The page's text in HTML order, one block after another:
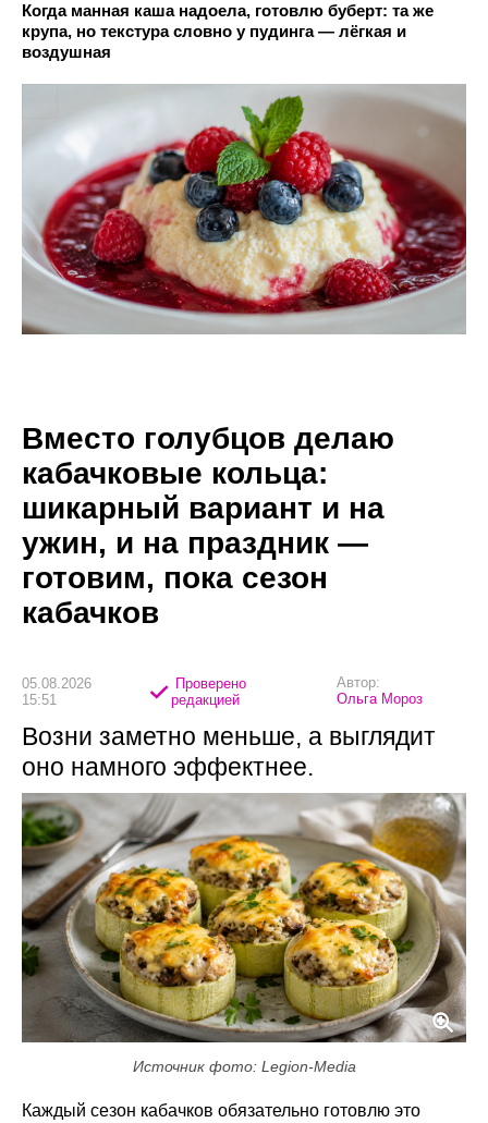
Когда манная каша надоела, готовлю буберт: та же
крупа, но текстура словно у пудинга — лёгкая и
воздушная
Вместо голубцов делаю
кабачковые кольца:
шикарный вариант и на
ужин, и на праздник —
готовим, пока сезон
кабачков
05.08.2026
15:51
Проверено
редакцией
Автор:
Ольга Мороз
Возни заметно меньше, а выглядит
оно намного эффектнее.
Источник фото: Legion-Media
Каждый сезон кабачков обязательно готовлю это